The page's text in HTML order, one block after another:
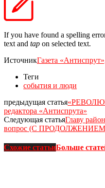
If you have found a spelling
text and tap on selected text.
ИсточникГазета
Теги
события и люди
предыдущая статья
редактора «Антиспрута»
Следующая статьяГлаву
вопрос (С
Схожие статьиБольше